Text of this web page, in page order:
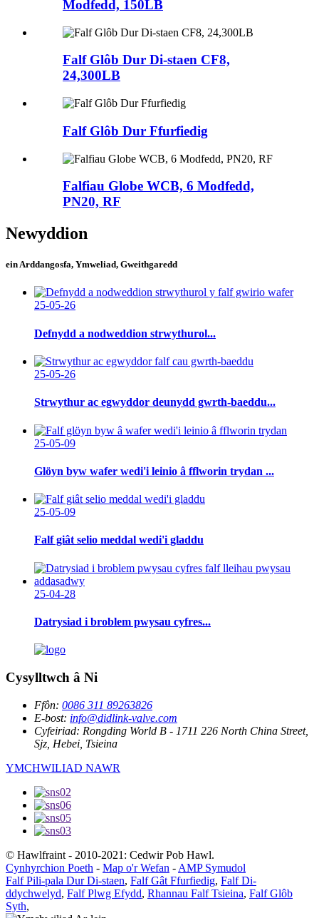
Modfedd, 150LB
Falf Glôb Dur Di-staen CF8,
24,300LB
Falf Glôb Dur Ffurfiedig
Falfiau Globe WCB, 6 Modfedd,
PN20, RF
Newyddion
ein Arddangosfa, Ymweliad, Gweithgaredd
25-05-26
Defnydd a nodweddion strwythurol...
25-05-26
Strwythur ac egwyddor deunydd gwrth-baeddu...
25-05-09
Glöyn byw wafer wedi'i leinio â fflworin trydan ...
25-05-09
Falf giât selio meddal wedi'i gladdu
25-04-28
Datrysiad i broblem pwysau cyfres...
Cysylltwch â Ni
Ffôn: 0086 311 89263826
E-bost: info@didlink-valve.com
Cyfeiriad: Rongding World B - 1711 226 North China Street,
Sjz, Hebei, Tsieina
YMCHWILIAD NAWR
© Hawlfraint - 2010-2021: Cedwir Pob Hawl.
Cynhyrchion Poeth - Map o'r Wefan - AMP Symudol
Falf Pili-pala Dur Di-staen, Falf Gât Ffurfiedig, Falf Di-
ddychwelyd, Falf Plwg Efydd, Rhannau Falf Tsieina, Falf Glôb
Syth,